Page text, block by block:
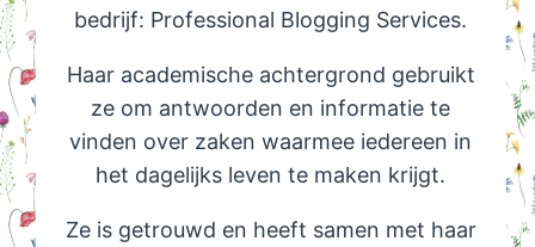
bedrijf: Professional Blogging Services.
Haar academische achtergrond gebruikt
ze om antwoorden en informatie te
vinden over zaken waarmee iedereen in
het dagelijks leven te maken krijgt.
Ze is getrouwd en heeft samen met haar